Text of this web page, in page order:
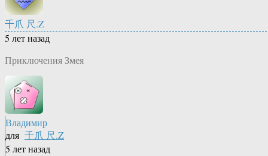
千爪 尺.Z
5 лет назад
Приключения Змея
Владимир
для 千爪 尺.Z
5 лет назад